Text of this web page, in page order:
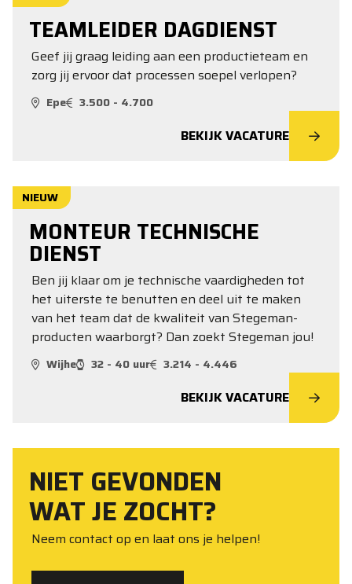
TEAMLEIDER DAGDIENST
Geef jij graag leiding aan een productieteam en
zorg jij ervoor dat processen soepel verlopen?
Epe 3.500 - 4.700
BEKIJK VACATURE
NIEUW
MONTEUR TECHNISCHE
DIENST
Ben jij klaar om je technische vaardigheden tot
het uiterste te benutten en deel uit te maken
van het team dat de kwaliteit van Stegeman-
producten waarborgt? Dan zoekt Stegeman jou!
Wijhe 32 - 40 uur 3.214 - 4.446
BEKIJK VACATURE
NIET GEVONDEN
WAT JE ZOCHT?
Neem contact op en laat ons je helpen!